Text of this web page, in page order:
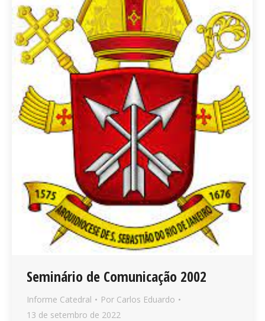
Seminário de Comunicação 2002
Informe Catedral Por Carlos Eduardo
13 de setembro de 2022